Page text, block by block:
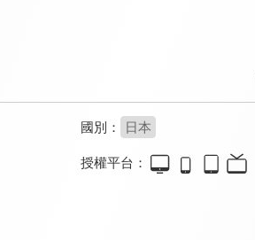
國別： 日本
授權平台：